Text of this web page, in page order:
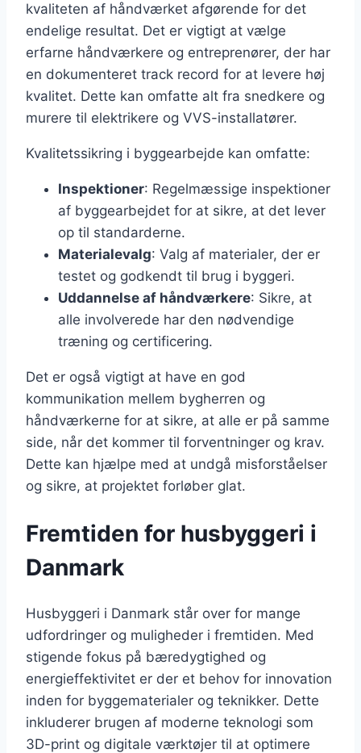
kvaliteten af håndværket afgørende for det
endelige resultat. Det er vigtigt at vælge
erfarne håndværkere og entreprenører, der har
en dokumenteret track record for at levere høj
kvalitet. Dette kan omfatte alt fra snedkere og
murere til elektrikere og VVS-installatører.
Kvalitetssikring i byggearbejde kan omfatte:
Inspektioner: Regelmæssige inspektioner
af byggearbejdet for at sikre, at det lever
op til standarderne.
Materialevalg: Valg af materialer, der er
testet og godkendt til brug i byggeri.
Uddannelse af håndværkere: Sikre, at
alle involverede har den nødvendige
træning og certificering.
Det er også vigtigt at have en god
kommunikation mellem bygherren og
håndværkerne for at sikre, at alle er på samme
side, når det kommer til forventninger og krav.
Dette kan hjælpe med at undgå misforståelser
og sikre, at projektet forløber glat.
Fremtiden for husbyggeri i
Danmark
Husbyggeri i Danmark står over for mange
udfordringer og muligheder i fremtiden. Med
stigende fokus på bæredygtighed og
energieffektivitet er der et behov for innovation
inden for byggematerialer og teknikker. Dette
inkluderer brugen af moderne teknologi som
3D-print og digitale værktøjer til at optimere